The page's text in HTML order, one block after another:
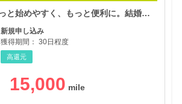
結婚相談所をもっと始めやすく、もっと便利に。結婚相談所ならエン婚活エージェント。(18-0427)
新規申し込み
獲得期間： 30日程度
高還元
15,000